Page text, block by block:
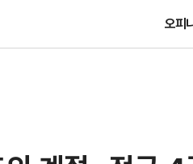
오피